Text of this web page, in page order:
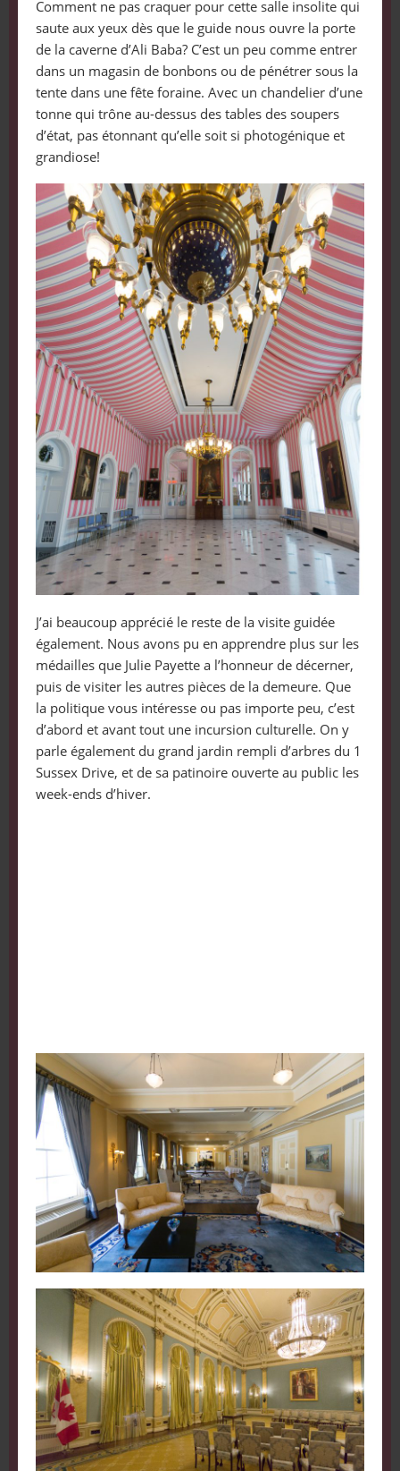
Comment ne pas craquer pour cette salle insolite qui
saute aux yeux dès que le guide nous ouvre la porte
de la caverne d’Ali Baba? C’est un peu comme entrer
dans un magasin de bonbons ou de pénétrer sous la
tente dans une fête foraine. Avec un chandelier d’une
tonne qui trône au-dessus des tables des soupers
d’état, pas étonnant qu’elle soit si photogénique et
grandiose!
J’ai beaucoup apprécié le reste de la visite guidée
également. Nous avons pu en apprendre plus sur les
médailles que Julie Payette a l’honneur de décerner,
puis de visiter les autres pièces de la demeure. Que
la politique vous intéresse ou pas importe peu, c’est
d’abord et avant tout une incursion culturelle. On y
parle également du grand jardin rempli d’arbres du 1
Sussex Drive, et de sa patinoire ouverte au public les
week-ends d’hiver.